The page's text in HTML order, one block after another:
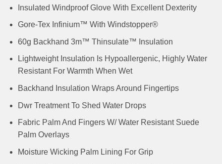
Insulated Windproof Glove With Excellent Dexterity
Gore-Tex Infinium™ With Windstopper®
60g Backhand 3m™ Thinsulate™ Insulation
Lightweight Insulation Is Hypoallergenic, Highly Water
Resistant For Warmth When Wet
Backhand Insulation Wraps Around Fingertips
Dwr Treatment To Shed Water Drops
Fabric Palm And Fingers W/ Water Resistant Suede
Palm Overlays
Moisture Wicking Palm Lining For Grip